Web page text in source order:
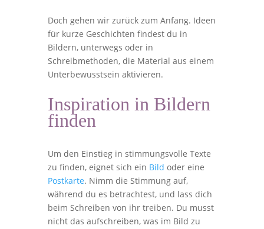
Doch gehen wir zurück zum Anfang. Ideen
für kurze Geschichten findest du in
Bildern, unterwegs oder in
Schreibmethoden, die Material aus einem
Unterbewusstsein aktivieren.
Inspiration in Bildern
finden
Um den Einstieg in stimmungsvolle Texte
zu finden, eignet sich ein Bild oder eine
Postkarte. Nimm die Stimmung auf,
während du es betrachtest, und lass dich
beim Schreiben von ihr treiben. Du musst
nicht das aufschreiben, was im Bild zu